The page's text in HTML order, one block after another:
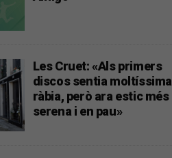
Les Cruet: «Als primers
discos sentia moltíssima
ràbia, però ara estic més
serena i en pau»